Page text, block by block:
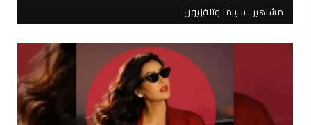
مشاهير.. سينما وتلفزيون